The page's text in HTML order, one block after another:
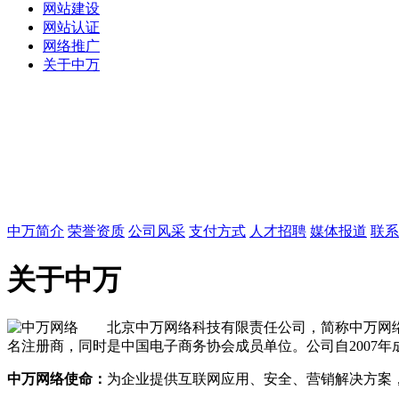
网站建设
网站认证
网络推广
关于中万
我的域名域名转入 DNS管理域名解析域名预定域名价格
域名注册
.top.xyz.com.net
服务器证书给网站机密信息上安全锁
渗透测试
中万简介 荣誉资质 公司风采 支付方式 人才招聘 媒体报道 联
关于中万
北京中万网络科技有限责任公司，简称中万
名注册商，同时是中国电子商务协会成员单位。公司自2007
中万网络使命： 为企业提供互联网应用、安全、营销解决方案